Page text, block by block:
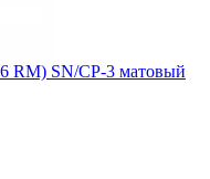
RM) SN/CP-3 матовый